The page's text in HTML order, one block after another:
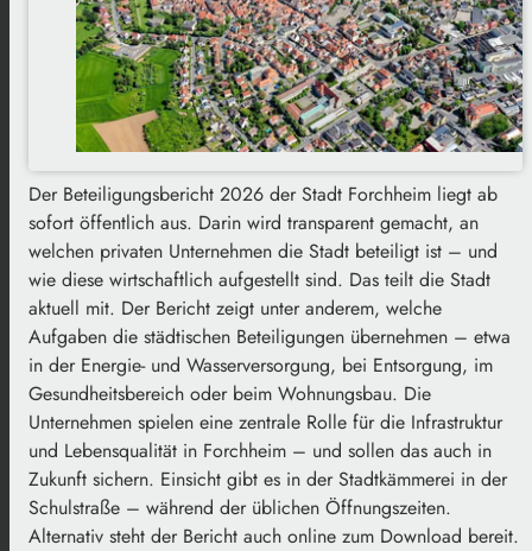
Der Beteiligungsbericht 2026 der Stadt Forchheim liegt ab
sofort öffentlich aus. Darin wird transparent gemacht, an
welchen privaten Unternehmen die Stadt beteiligt ist – und
wie diese wirtschaftlich aufgestellt sind. Das teilt die Stadt
aktuell mit. Der Bericht zeigt unter anderem, welche
Aufgaben die städtischen Beteiligungen übernehmen – etwa
in der Energie- und Wasserversorgung, bei Entsorgung, im
Gesundheitsbereich oder beim Wohnungsbau. Die
Unternehmen spielen eine zentrale Rolle für die Infrastruktur
und Lebensqualität in Forchheim – und sollen das auch in
Zukunft sichern. Einsicht gibt es in der Stadtkämmerei in der
Schulstraße – während der üblichen Öffnungszeiten.
Alternativ steht der Bericht auch online zum Download bereit.